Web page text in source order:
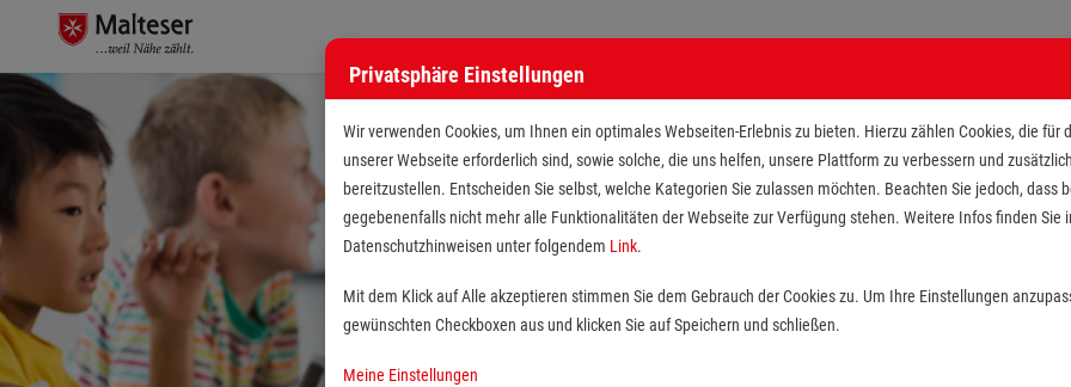
Privatsphäre Einstellungen
Wir verwenden Cookies, um Ihnen ein optimales Webseiten-Erlebnis zu bieten. Hierzu zählen Cookies, die für
unserer Webseite erforderlich sind, sowie solche, die uns helfen, unsere Plattform zu verbessern und
bereitzustellen. Entscheiden Sie selbst, welche Kategorien Sie zulassen möchten. Beachten Sie jedoch, dass
gegebenenfalls nicht mehr alle Funktionalitäten der Webseite zur Verfügung stehen. Weitere Infos finden Sie
Datenschutzhinweisen unter folgendem Link.
Mit dem Klick auf Alle akzeptieren stimmen Sie dem Gebrauch der Cookies zu. Um Ihre Einstellungen
gewünschten Checkboxen aus und klicken Sie auf Speichern und schließen.
Meine Einstellungen